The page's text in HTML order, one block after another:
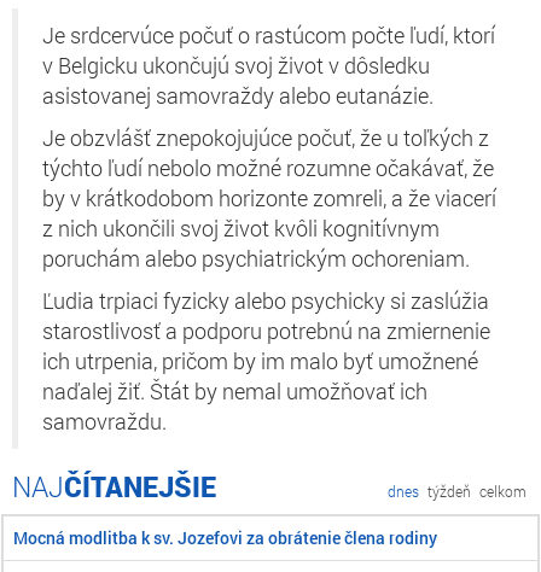
Je srdcervúce počuť o rastúcom počte ľudí, ktorí
v Belgicku ukončujú svoj život v dôsledku
asistovanej samovraždy alebo eutanázie.
Je obzvlášť znepokojujúce počuť, že u toľkých z
týchto ľudí nebolo možné rozumne očakávať, že
by v krátkodobom horizonte zomreli, a že viacerí
z nich ukončili svoj život kvôli kognitívnym
poruchám alebo psychiatrickým ochoreniam.
Ľudia trpiaci fyzicky alebo psychicky si zaslúžia
starostlivosť a podporu potrebnú na zmiernenie
ich utrpenia, pričom by im malo byť umožnené
naďalej žiť. Štát by nemal umožňovať ich
samovraždu.
ČÍTANEJŠIE dnes týždeň celkom
Mocná modlitba k sv. Jozefovi za obrátenie člena rodiny